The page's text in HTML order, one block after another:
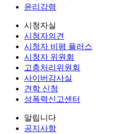
윤리강령
시청자실
시청자의견
시청자 비평 플러스
시청자 위원회
고충처리위원회
사이버감사실
견학 신청
성폭력신고센터
알립니다
공지사항